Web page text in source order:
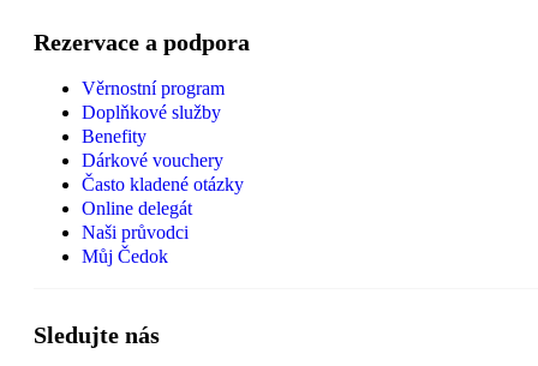
Rezervace a podpora
Věrnostní program
Doplňkové služby
Benefity
Dárkové vouchery
Často kladené otázky
Online delegát
Naši průvodci
Můj Čedok
Sledujte nás